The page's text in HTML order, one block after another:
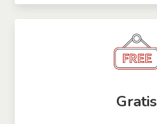
Gratis